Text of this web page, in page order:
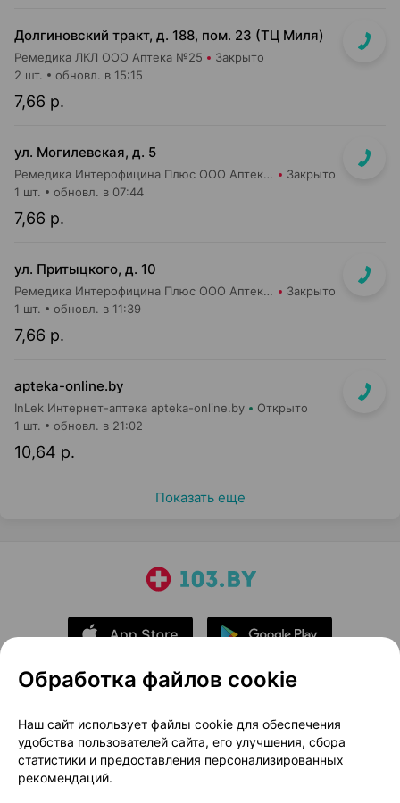
Долгиновский тракт, д. 188, пом. 23 (ТЦ Миля)
Ремедика ЛКЛ ООО Аптека №25 Закрыто
7,66 р.
2 шт. обновл. в 15:15
ул. Могилевская, д. 5
Ремедика Интерофицина Плюс ООО Аптека №4 Закрыто
7,66 р.
1 шт. обновл. в 07:44
ул. Притыцкого, д. 10
Ремедика Интерофицина Плюс ООО Аптека №8 Закрыто
7,66 р.
1 шт. обновл. в 11:39
apteka-online.by
InLek Интернет-аптека apteka-online.by Открыто
10,64 р.
1 шт. обновл. в 21:02
Показать еще
О проекте
Новости проекта
Размещение рекламы
Медицинский маркетинг
Публичный договор
Доставка
Обработка файлов cookie
Наш сайт использует файлы cookie для обеспечения
удобства пользователей сайта, его улучшения, сбора
статистики и предоставления персонализированных
рекомендаций.